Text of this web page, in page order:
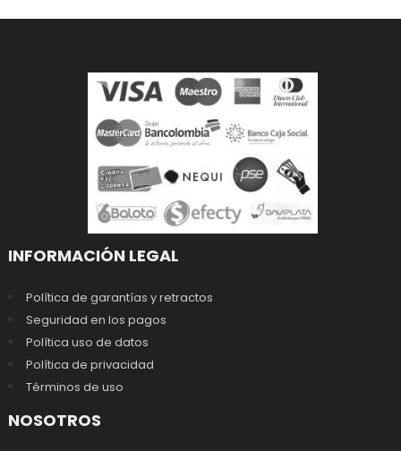
INFORMACIÓN LEGAL
Política de garantías y retractos
Seguridad en los pagos
Política uso de datos
Política de privacidad
Términos de uso
NOSOTROS